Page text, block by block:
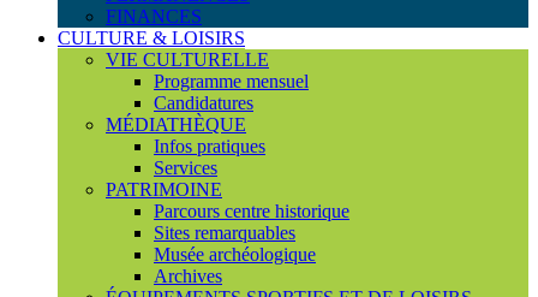
FINANCES
CULTURE & LOISIRS
VIE CULTURELLE
Programme mensuel
Candidatures
MÉDIATHÈQUE
Infos pratiques
Services
PATRIMOINE
Parcours centre historique
Sites remarquables
Musée archéologique
Archives